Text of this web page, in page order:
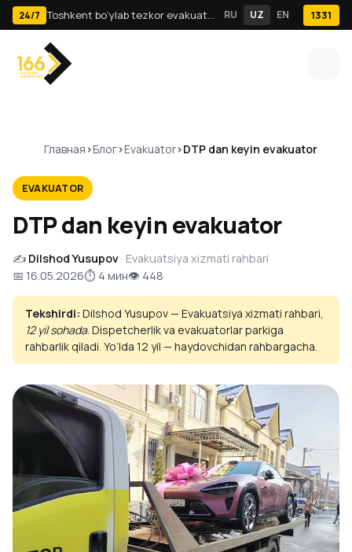
24/7 Toshkent bo‘ylab tezkor evakuator va yuk tashish · 24/7 RU UZ EN 1331
Главная Блог Evakuator DTP dan keyin evakuator
EVAKUATOR
DTP dan keyin evakuator
✍️ Dilshod Yusupov · Evakuatsiya xizmati rahbari
📅 16.05.2026⏱ 4 мин👁 448
Tekshirdi: Dilshod Yusupov — Evakuatsiya xizmati rahbari,
12 yil sohada. Dispetcherlik va evakuatorlar parkiga
rahbarlik qiladi. Yo‘lda 12 yil — haydovchidan rahbargacha.